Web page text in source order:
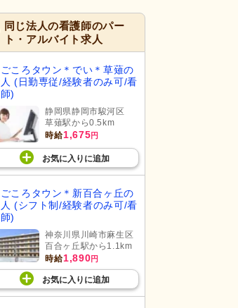
同じ法人の看護師のパー
ト・アルバイト求人
ごころタウン＊でい＊草薙の
(日勤専従/経験者のみ可/看
)
静岡県静岡市駿河区
草薙駅から0.5km
時給1,675円
お気に入り に追加
ごころタウン＊新百合ヶ丘の
(シフト制/経験者のみ可/看
)
神奈川県川崎市麻生区
百合ヶ丘駅から1.1km
時給1,890円
お気に入り に追加